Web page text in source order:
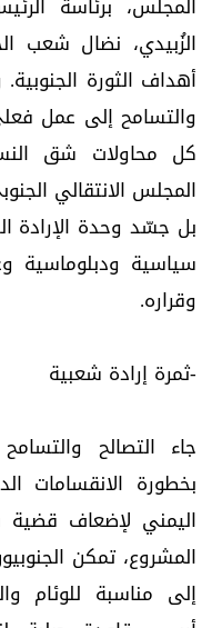
الزُبيدي، نضال شعب
أهداف الثورة
والتسامح إلى عمل
كل محاولات شق
المجلس الانتقالي
بل جسّد وحدة الإرادة
سياسية ودبلوماسية
وقراره.
-ثمرة إرادة شعبية
جاء التصالح
بخطورة الانقسامات
اليمني لإضعاف
المشروع، تمكن
إلى مناسبة للوئام